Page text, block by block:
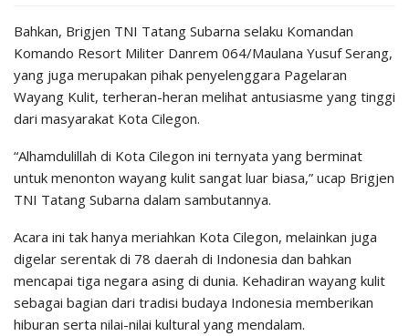
Bahkan, Brigjen TNI Tatang Subarna selaku Komandan
Komando Resort Militer Danrem 064/Maulana Yusuf Serang,
yang juga merupakan pihak penyelenggara Pagelaran
Wayang Kulit, terheran-heran melihat antusiasme yang tinggi
dari masyarakat Kota Cilegon.
“Alhamdulillah di Kota Cilegon ini ternyata yang berminat
untuk menonton wayang kulit sangat luar biasa,” ucap Brigjen
TNI Tatang Subarna dalam sambutannya.
Acara ini tak hanya meriahkan Kota Cilegon, melainkan juga
digelar serentak di 78 daerah di Indonesia dan bahkan
mencapai tiga negara asing di dunia. Kehadiran wayang kulit
sebagai bagian dari tradisi budaya Indonesia memberikan
hiburan serta nilai-nilai kultural yang mendalam.